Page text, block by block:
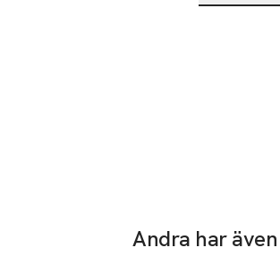
Andra har